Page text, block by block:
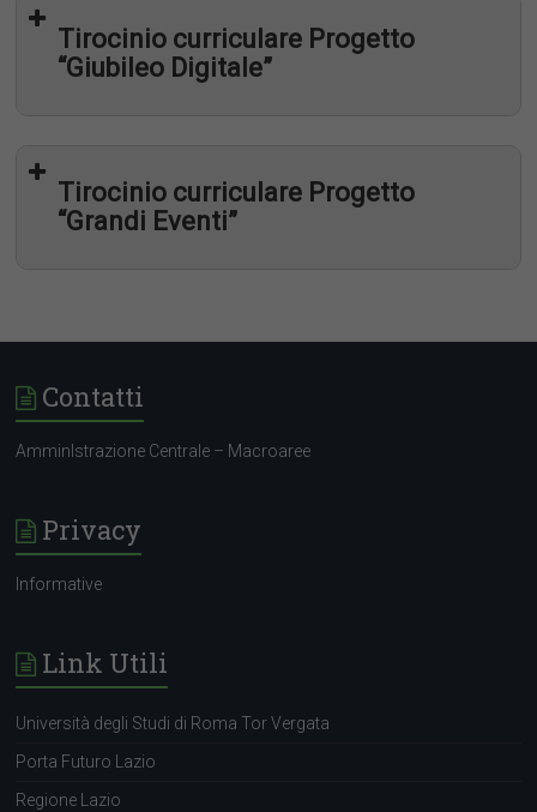
Tirocinio curriculare Progetto
“Giubileo Digitale”
Tirocinio curriculare Progetto
“Grandi Eventi”
Contatti
AmminIstrazione Centrale – Macroaree
Privacy
Informative
Link Utili
Università degli Studi di Roma Tor Vergata
Porta Futuro Lazio
Regione Lazio